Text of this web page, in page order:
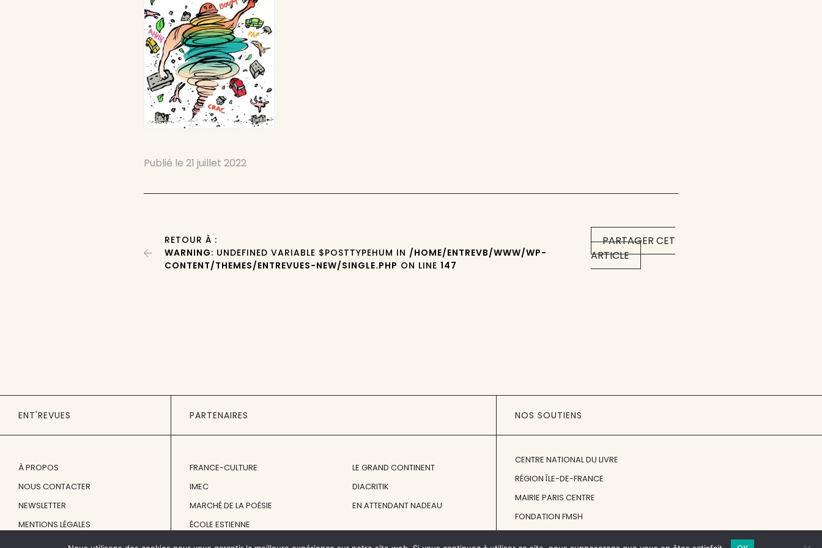
Publié le21 juillet 2022
PARTAGER CET
ARTICLE
RETOUR À :
WARNING: UNDEFINED VARIABLE $POSTTYPEHUM IN /HOME/ENTREVB/WWW/WP-
CONTENT/THEMES/ENTREVUES-NEW/SINGLE.PHP ON LINE147
ENT'REVUES
À PROPOS
NOUS CONTACTER
NEWSLETTER
MENTIONS LÉGALES
PARTENAIRES
FRANCE-CULTURE
IMEC
MARCHÉ DE LA POÉSIE
ÉCOLE ESTIENNE
LE GRAND CONTINENT
DIACRITIK
EN ATTENDANT NADEAU
NOS SOUTIENS
CENTRE NATIONAL DU LIVRE
RÉGION ÎLE-DE-FRANCE
MAIRIE PARIS CENTRE
FONDATION FMSH